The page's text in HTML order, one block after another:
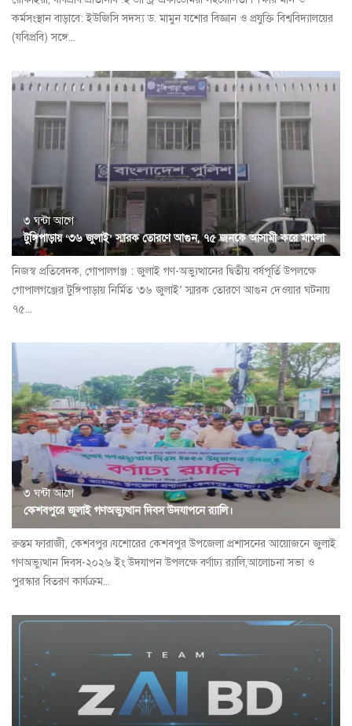
কর্মসংস্থান বাড়াবে: ইউজিসি সদস্য ড. মামুন যশোর বিজ্ঞান ও প্রযুক্তি বিশ্ববিদ্যালয়ের
(যবিপ্রবি) সঙ্গে...
৩ ঘন্টা আগে
টুঙ্গিপাড়ায় ‘৩৬ জুলাই’ স্মারক তোরণে আগুন, ৭৫ জনকে আসামী করে মামলা
নিজস্ব প্রতিবেদক, গোপালগঞ্জ : জুলাই গণ-অভ্যুত্থানের দ্বিতীয় বর্ষপূর্তি উপলক্ষে
গোপালগঞ্জের টুঙ্গিপাড়ায় নির্মিত ‘৩৬ জুলাই’ স্মারক তোরণে আগুন দেওয়ার ঘটনায়
৭৫...
৩ ঘন্টা আগে
কেশবপুরে জুলাই গণঅভ্যুত্থান দিবস উদযাপনে র‍্যালি।
রুস্তম ফারাজী, কেশবপুর।যশোরের কেশবপুর উপজেলা প্রশাসনের আয়োজনে জুলাই
গণঅভ্যুত্থান দিবস-২০২৬ ইং উদযাপন উপলক্ষে বর্ণাঢ্য র‍্যালি,আলোচনা সভা ও
পুরস্কার বিতরণ কার্যক্রম...